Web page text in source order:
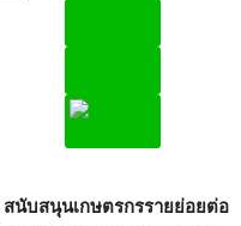
นับสนุนเกษตรกรรายย่อยต่อ